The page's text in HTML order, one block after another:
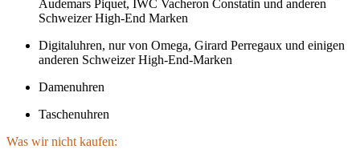
Audemars Piquet, IWC Vacheron Constatin und anderen
Schweizer High-End Marken
Digitaluhren, nur von Omega, Girard Perregaux und einigen
anderen Schweizer High-End-Marken
Damenuhren
Taschenuhren
Was wir nicht kaufen: